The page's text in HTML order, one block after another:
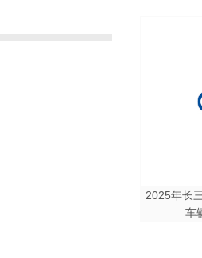
2025年长
车